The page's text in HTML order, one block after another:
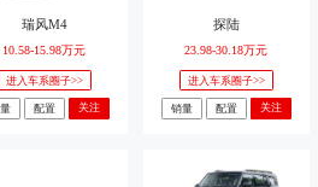
瑞风M4
10.58-15.98万元
进入车系圈子>>
配置 关注
探陆
23.98-30.18万元
进入车系圈子>>
销量 配置 关注